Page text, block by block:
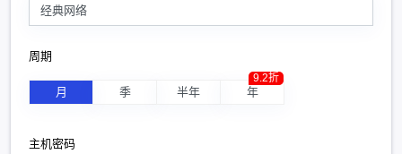
经典网络
周期
月 季 半年 年
9.2折
主机密码